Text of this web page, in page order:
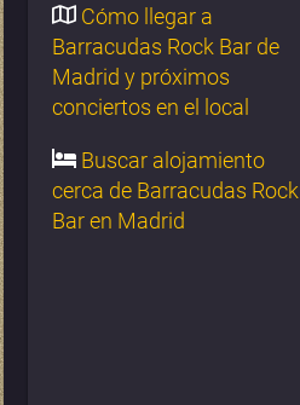
Cómo llegar a
Barracudas Rock Bar de
Madrid y próximos
conciertos en el local
Buscar alojamiento
cerca de Barracudas Rock
Bar en Madrid